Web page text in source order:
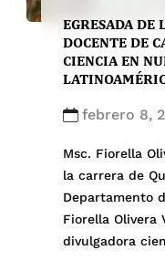
EGRESADA DE
DOCENTE DE
CIENCIA EN
febrero 8,
Msc. Fiorella
la carrera de
Departamento
Fiorella Olivera
divulgadora